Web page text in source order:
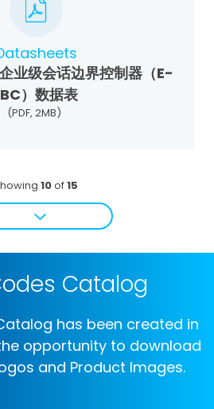
业级会话边界控制器（E-
）数据表
(PDF, 2MB)
10of15
Catalog
has been created in
opportunity to download
and Product Images.